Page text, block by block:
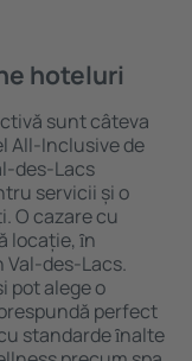
hoteluri
sunt câteva
All-Inclusive de
des-Lacs
servicii și o
O cazare cu
locație, ȋn
des-Lacs.
pot alege o
perfect
standarde ȋnalte